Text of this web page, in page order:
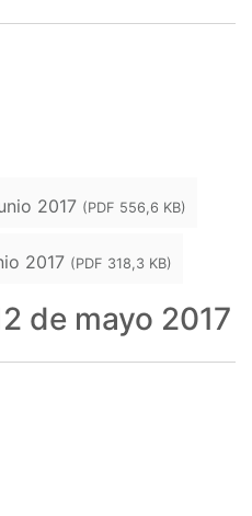
2017 (PDF 556,6 KB)
2017 (PDF 318,3 KB)
de mayo 2017